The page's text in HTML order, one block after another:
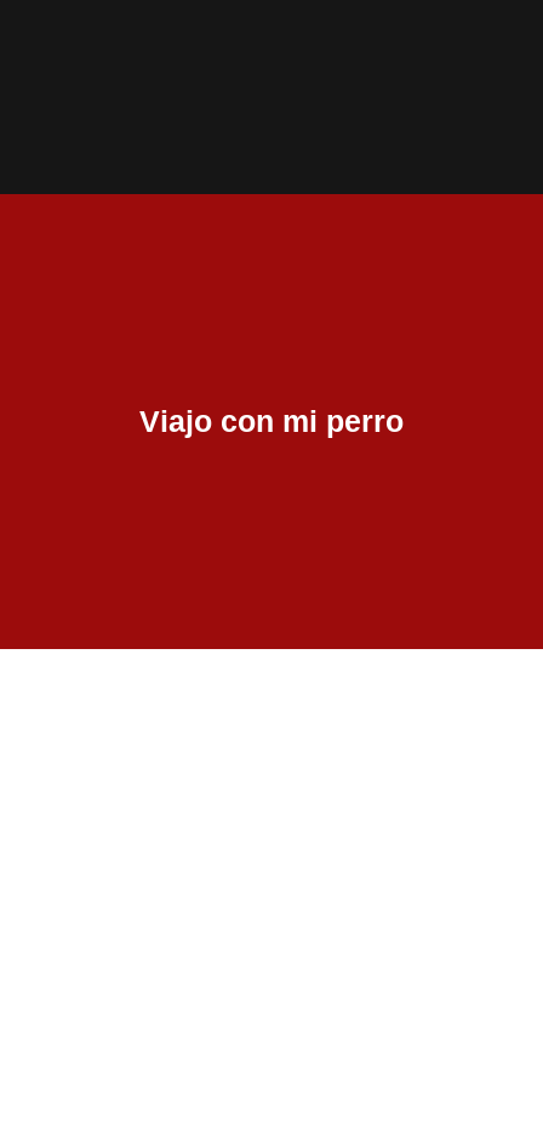
Viajo con mi perro